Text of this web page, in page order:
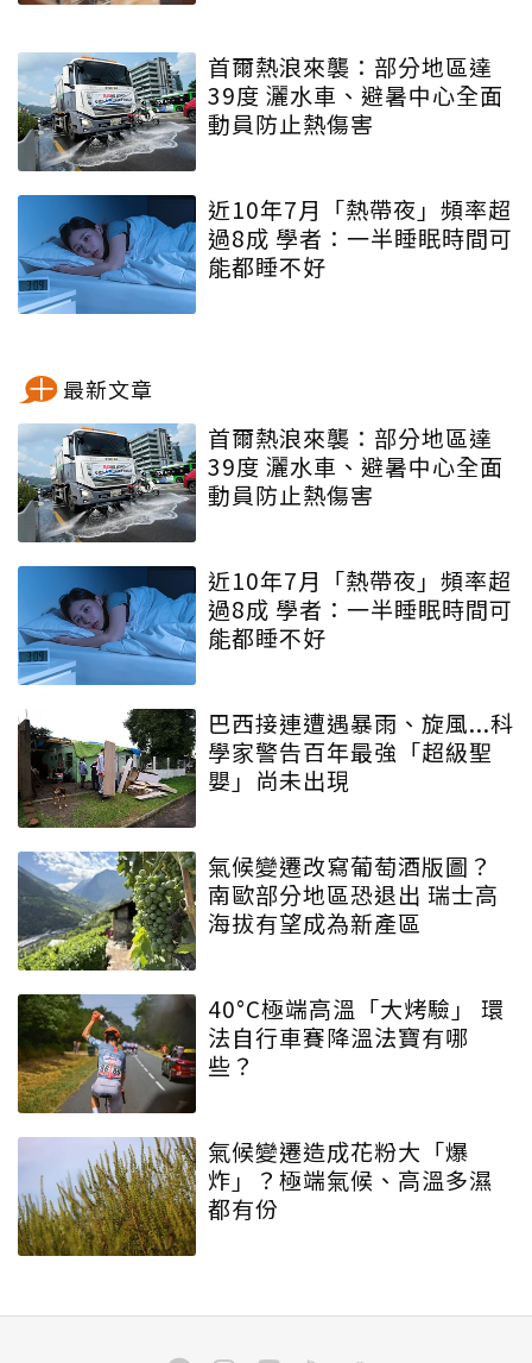
首爾熱浪來襲：部分地區達
39度 灑水車、避暑中心全面
動員防止熱傷害
近10年7月「熱帶夜」頻率超
過8成 學者：一半睡眠時間可
能都睡不好
最新文章
首爾熱浪來襲：部分地區達
39度 灑水車、避暑中心全面
動員防止熱傷害
近10年7月「熱帶夜」頻率超
過8成 學者：一半睡眠時間可
能都睡不好
巴西接連遭遇暴雨、旋風...科
學家警告百年最強「超級聖
嬰」尚未出現
氣候變遷改寫葡萄酒版圖？
南歐部分地區恐退出 瑞士高
海拔有望成為新產區
40°C極端高溫「大烤驗」 環
法自行車賽降溫法寶有哪
些？
氣候變遷造成花粉大「爆
炸」？極端氣候、高溫多濕
都有份